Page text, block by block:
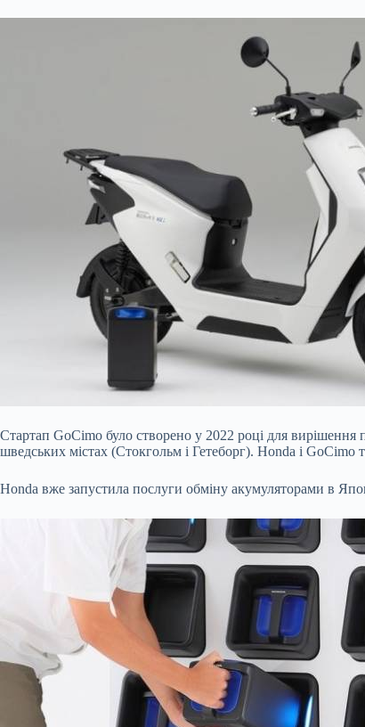
Стартап GoCimo було створено у 2022 році для вирішення
шведських містах (Стокгольм і Гетеборг). Honda і GoCimo
Honda вже запустила послуги обміну акумуляторами в